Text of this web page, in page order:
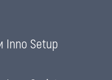
Inno Setup